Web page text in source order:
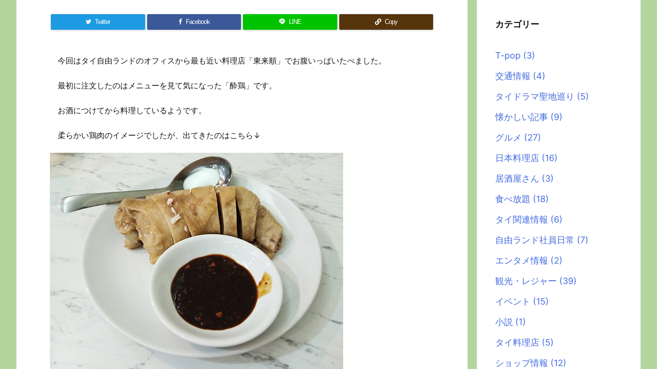
Twitter Facebook LINE Copy
今回はタイ自由ランドのオフィスから最も近い料理店「東来順」でお腹いっぱいたべました。
最初に注文したのはメニューを見て気になった「酔鶏」です。
お酒につけてから料理しているようです。
柔らかい鶏肉のイメージでしたが、出てきたのはこちら↓
カテゴリー
T-pop (3)
交通情報 (4)
タイドラマ聖地巡り (5)
懐かしい記事 (9)
グルメ (27)
日本料理店 (16)
居酒屋さん (3)
食べ放題 (18)
タイ関連情報 (6)
自由ランド社員日常 (7)
エンタメ情報 (2)
観光・レジャー (39)
イベント (15)
小説 (1)
タイ料理店 (5)
ショップ情報 (12)